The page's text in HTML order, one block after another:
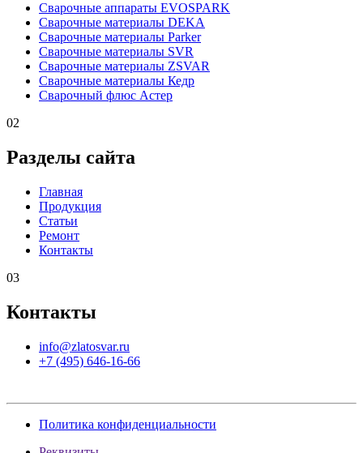
Сварочные аппараты EVOSPARK
Сварочные материалы DEKA
Сварочные материалы Parker
Сварочные материалы SVR
Сварочные материалы ZSVAR
Сварочные материалы Кедр
Сварочный флюс Астер
02
Разделы сайта
Главная
Продукция
Статьи
Ремонт
Контакты
03
Контакты
info@zlatosvar.ru
+7 (495) 646-16-66
Политика конфиденциальности